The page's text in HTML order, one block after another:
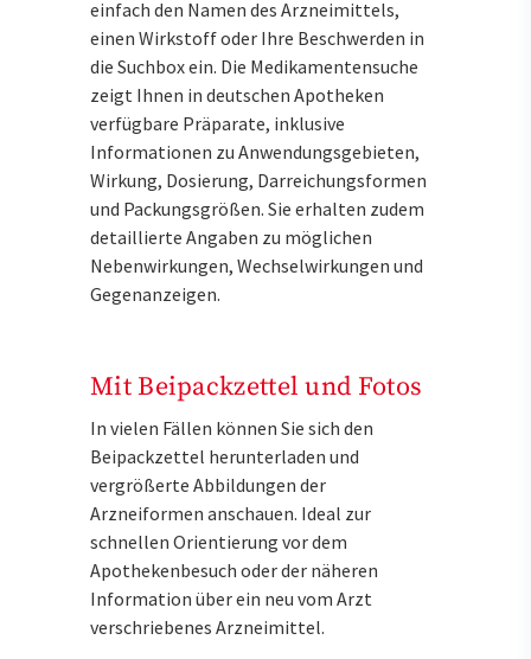
einfach den Namen des Arzneimittels,
einen Wirkstoff oder Ihre Beschwerden in
die Suchbox ein. Die Medikamentensuche
zeigt Ihnen in deutschen Apotheken
verfügbare Präparate, inklusive
Informationen zu Anwendungsgebieten,
Wirkung, Dosierung, Darreichungsformen
und Packungsgrößen. Sie erhalten zudem
detaillierte Angaben zu möglichen
Nebenwirkungen, Wechselwirkungen und
Gegenanzeigen.
Mit Beipackzettel und Fotos
In vielen Fällen können Sie sich den
Beipackzettel herunterladen und
vergrößerte Abbildungen der
Arzneiformen anschauen. Ideal zur
schnellen Orientierung vor dem
Apothekenbesuch oder der näheren
Information über ein neu vom Arzt
verschriebenes Arzneimittel.